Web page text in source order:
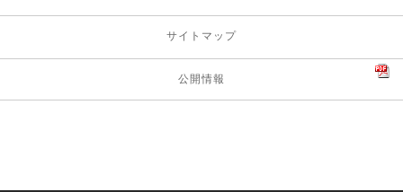
サイトマップ
公開情報